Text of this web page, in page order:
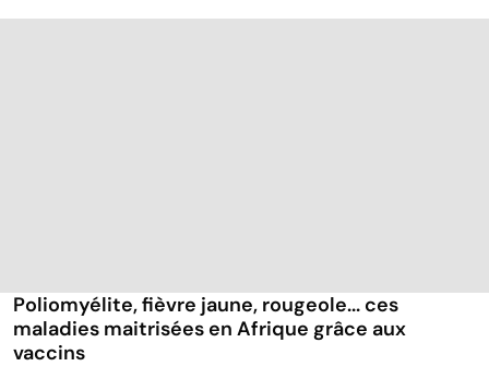
Poliomyélite, fièvre jaune, rougeole... ces
maladies maitrisées en Afrique grâce aux
vaccins